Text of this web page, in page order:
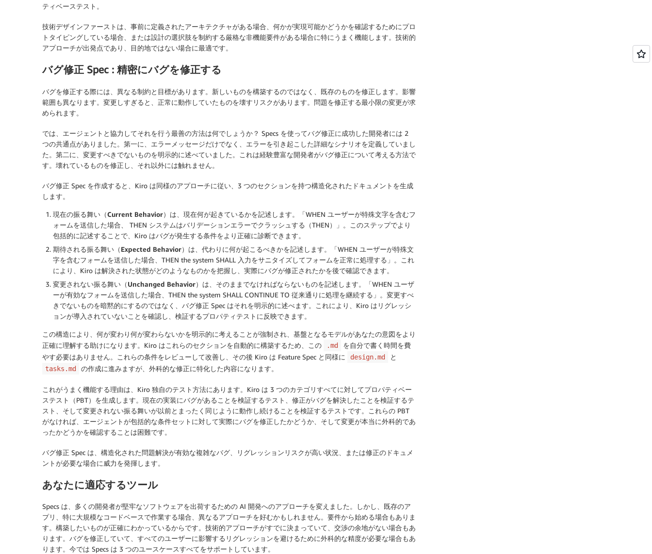
ティベーステスト。
技術デザインファーストは、事前に定義されたアーキテクチャがある場合、何かが実現可能かどうかを確認するためにプロ
トタイピングしている場合、または設計の選択肢を制約する厳格な非機能要件がある場合に特にうまく機能します。技術的
アプローチが出発点であり、目的地ではない場合に最適です。
バグ修正 Spec : 精密にバグを修正する
バグを修正する際には、異なる制約と目標があります。新しいものを構築するのではなく、既存のものを修正します。影響
範囲も異なります。変更しすぎると、正常に動作していたものを壊すリスクがあります。問題を修正する最小限の変更が求
められます。
では、エージェントと協力してそれを行う最善の方法は何でしょうか？ Specs を使ってバグ修正に成功した開発者には 2
つの共通点がありました。第一に、エラーメッセージだけでなく、エラーを引き起こした詳細なシナリオを定義していまし
た。第二に、変更すべきでないものを明示的に述べていました。これは経験豊富な開発者がバグ修正について考える方法で
す。壊れているものを修正し、それ以外には触れません。
バグ修正 Spec を作成すると、Kiro は同様のアプローチに従い、3 つのセクションを持つ構造化されたドキュメントを生成
します。
現在の振る舞い（Current Behavior） は、現在何が起きているかを記述します。「WHEN ユーザーが特殊文字を含むフ
ォームを送信した場合、 THEN システムはバリデーションエラーでクラッシュする（THEN）」。このステップでより
包括的に記述することで、Kiro はバグが発生する条件をより正確に診断できます。
期待される振る舞い（Expected Behavior） は、代わりに何が起こるべきかを記述します。「WHEN ユーザーが特殊文
字を含むフォームを送信した場合、THEN the system SHALL 入力をサニタイズしてフォームを正常に処理する」。これ
により、Kiro は解決された状態がどのようなものかを把握し、実際にバグが修正されたかを後で確認できます。
変更されない振る舞い（Unchanged Behavior） は、そのままでなければならないものを記述します。「WHEN ユーザ
ーが有効なフォームを送信した場合、THEN the system SHALL CONTINUE TO 従来通りに処理を継続する」。変更すべ
きでないものを暗黙的にするのではなく、バグ修正 Spec はそれを明示的に述べます。これにより、Kiro はリグレッシ
ョンが導入されていないことを確認し、検証するプロパティテストに反映できます。
この構造により、何が変わり何が変わらないかを明示的に考えることが強制され、基盤となるモデルがあなたの意図をより
正確に理解する助けになります。Kiro はこれらのセクションを自動的に構築するため、この
.md
を自分で書く時間を費
やす必要はありません。これらの条件をレビューして改善し、その後 Kiro は Feature Spec と同様に
design.md と
tasks.md の作成に進みますが、外科的な修正に特化した内容になります。
これがうまく機能する理由は、Kiro 独自のテスト方法にあります。Kiro は 3 つのカテゴリすべてに対してプロパティベー
ステスト（PBT）を生成します。現在の実装にバグがあることを検証するテスト、修正がバグを解決したことを検証するテ
スト、そして変更されない振る舞いが以前とまったく同じように動作し続けることを検証するテストです。これらの PBT
がなければ、エージェントが包括的な条件セットに対して実際にバグを修正したかどうか、そして変更が本当に外科的であ
ったかどうかを確認することは困難です。
バグ修正 Spec は、構造化された問題解決が有効な複雑なバグ、リグレッションリスクが高い状況、または修正のドキュメ
ントが必要な場合に威力を発揮します。
あなたに適応するツール
Specs は、多くの開発者が堅牢なソフトウェアを出荷するための AI 開発へのアプローチを変えました。しかし、既存のア
プリ、特に大規模なコードベースで作業する場合、異なるアプローチを好むかもしれません。要件から始める場合もありま
す。構築したいものが正確にわかっているからです。技術的アプローチがすでに決まっていて、交渉の余地がない場合もあ
ります。バグを修正していて、すべてのユーザーに影響するリグレッションを避けるために外科的な精度が必要な場合もあ
ります。今では Specs は 3 つのユースケースすべてをサポートしています。